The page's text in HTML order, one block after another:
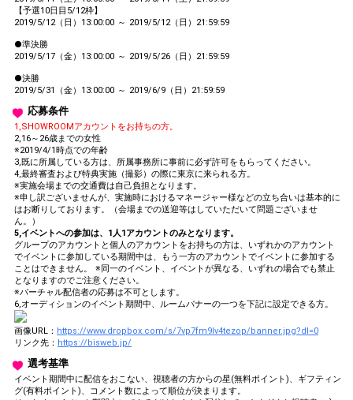
【予選10日目5/12枠】
2019/5/12（日）13:00:00 ～ 2019/5/12（日）21:59:59
●準決勝
2019/5/17（金）13:00:00 ～ 2019/5/26（日）21:59:59
●決勝
2019/5/31（金）13:00:00 ～ 2019/6/9（日）21:59:59
応募条件
1,SHOWROOMアカウントをお持ちの方。
2,16～26歳までの女性
※2019/4/1時点での年齢
3,既に所属している方は、所属事務所に事前に必ず許可をもらってください。
4,最終審査および特典実施（撮影）の際に東京に来られる方。
※実施会場までの交通費は自己負担となります。
※申し訳ございませんが、実施時におけるマネージャー様などの立ち合いは基本的に
はお断りしております。（会場までの送迎等はしていただいて問題ございませ
ん。）
5,イベントへの参加は、1人1アカウントのみとなります。
グループのアカウントと個人のアカウントをお持ちの方は、いずれかのアカウント
でイベントに参加している期間中は、もう一方のアカウントでイベントに参加する
ことはできません。 ※同一のイベント、イベントが異なる、いずれの場合でも禁止
となりますのでご注意ください。
※バーチャル配信者の応募は不可とします。
6,オーディションのイベント期間中、ルームバナーの一つを下記に設定できる方。
画像URL： https://www.dropbox.com/s/7vp7fm9lv4tezop/banner.jpg?dl=0
リンク先： https://bisweb.jp/
選考基準
イベント期間中に配信をおこない、視聴者の方からの星(無料ポイント)、ギフティン
グ(有料ポイント)、コメント数によって順位が決まります。